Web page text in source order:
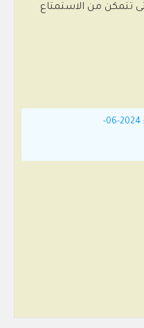
تتمكن من الاستمتاع
تم تحميل اللعبة وتحديثها بالتاريخ: 2024-06-